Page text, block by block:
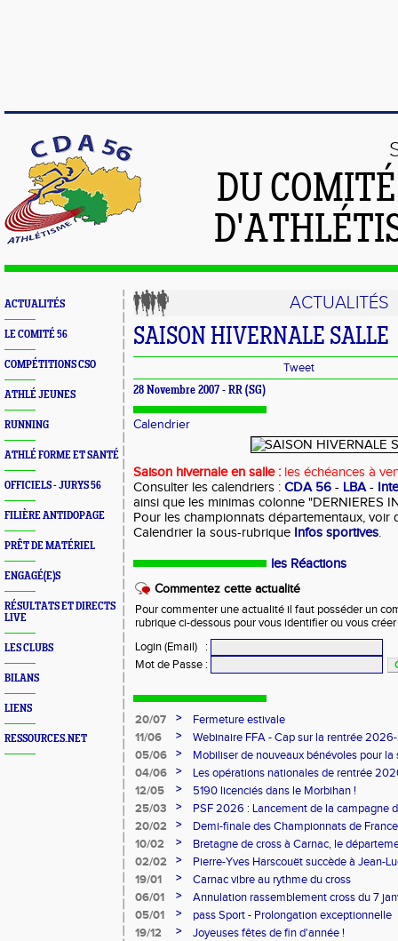
DU
ACTUALITÉS
LE COMITÉ 56
COMPÉTITIONS CSO
ATHLÉ JEUNES
RUNNING
ATHLÉ FORME ET SANTÉ
OFFICIELS - JURYS 56
FILIÈRE ANTIDOPAGE
PRÊT DE MATÉRIEL
ENGAGÉ(E)S
RÉSULTATS ET DIRECTS
LIVE
LES CLUBS
BILANS
LIENS
RESSOURCES.NET
ACTUALITÉS
SAISON HIVERNALE SALLE
Tweet
28 Novembre 2007 - RR (SG)
Calendrier
Saison hivernale en salle : les échéances à
Consulter les calendriers : CDA 56 - LBA-
ainsi que les minimas colonne "DERNIERES
Pour les championnats départementaux, voir
Calendrier la sous-rubrique Infos sportives.
les Réactions
Commentez cette actualité
Pour commenter une actualité il faut posséder un
rubrique ci-dessous pour vous identifier ou vous
Login (Email)
:
Mot de Passe :
20/07 >
Fermeture estivale
11/06
>
Webinaire FFA - Cap sur la rentrée
05/06
>
Mobiliser de nouveaux bénévoles pour
04/06
>
Les opérations nationales de rentrée
12/05
>
5190 licenciés dans le Morbihan !
25/03
>
PSF 2026 : Lancement de la campagne
20/02
>
Demi-finale des Championnats de
10/02
>
Bretagne de cross à Carnac, le
l'honneur
02/02 >
Pierre-Yves Harscouët succède à Jean-
comité du Morbihan
19/01 >
Carnac vibre au rythme du cross
06/01
>
Annulation rassemblement cross du 7
05/01
>
pass Sport - Prolongation exceptionnelle
19/12
>
Joyeuses fêtes de fin d'année !